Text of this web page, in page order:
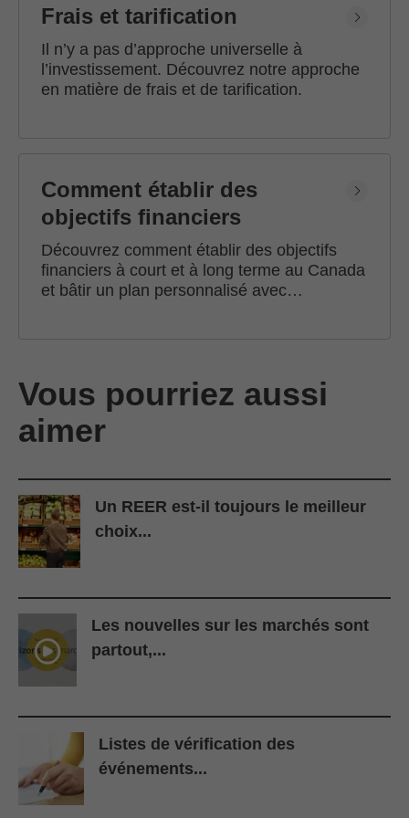
Frais et tarification
Il n’y a pas d’approche universelle à
l’investissement. Découvrez notre approche
en matière de frais et de tarification.
Comment établir des
objectifs financiers
Découvrez comment établir des objectifs
financiers à court et à long terme au Canada
et bâtir un plan personnalisé avec
Vous pourriez aussi
aimer
Un REER est-il toujours le meilleur
choix...
Les nouvelles sur les marchés sont
partout,...
Listes de vérification des
événements...